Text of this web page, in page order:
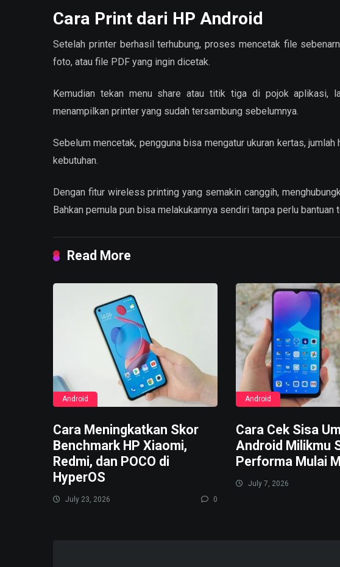
Cara Print dari HP Android
Setelah printer berhasil terhubung, proses mencetak file
foto, atau file PDF yang ingin dicetak.
Kemudian tekan menu share atau titik tiga di pojok aplikasi,
menampilkan printer yang sudah tersambung sebelumnya.
Sebelum mencetak, pengguna bisa mengatur ukuran kertas,
kebutuhan.
Dengan fitur wireless printing yang semakin canggih,
Bahkan pemula pun bisa melakukannya sendiri tanpa perlu bantuan
Read More
Android
Cara Meningkatkan Skor
Benchmark HP Xiaomi,
Redmi, dan POCO di
HyperOS
July 23, 2026 0
Android
Cara Cek Sisa
Android Milikmu
Performa Mulai
July 7, 2026